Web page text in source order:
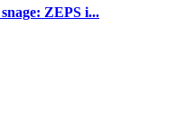
ZEPS i...